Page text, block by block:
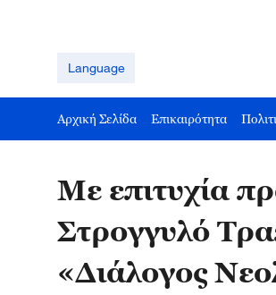
Language
Αρχική Σελίδα Επικαιρότητα
Με επιτυχία
Στρογγυλό
«Διάλογος